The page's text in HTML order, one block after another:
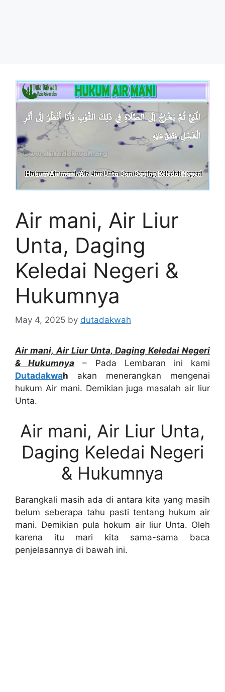
Air mani, Air Liur
Unta, Daging
Keledai Negeri &
Hukumnya
May 4, 2025 by dutadakwah
Air mani, Air Liur Unta, Daging Keledai Negeri
& Hukumnya – Pada Lembaran ini kami
Dutadakwah akan menerangkan mengenai
hukum Air mani. Demikian juga masalah air liur
Unta.
Air mani, Air Liur Unta,
Daging Keledai Negeri
& Hukumnya
Barangkali masih ada di antara kita yang masih
belum seberapa tahu pasti tentang hukum air
mani. Demikian pula hokum air liur Unta. Oleh
karena itu mari kita sama-sama baca
penjelasannya di bawah ini.